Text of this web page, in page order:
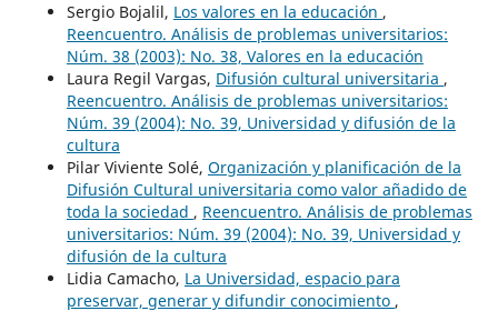
Sergio Bojalil, Los valores en la educación ,
Reencuentro. Análisis de problemas universitarios:
Núm. 38 (2003): No. 38, Valores en la educación
Laura Regil Vargas, Difusión cultural universitaria ,
Reencuentro. Análisis de problemas universitarios:
Núm. 39 (2004): No. 39, Universidad y difusión de la
cultura
Pilar Viviente Solé, Organización y planificación de la
Difusión Cultural universitaria como valor añadido de
toda la sociedad , Reencuentro. Análisis de problemas
universitarios: Núm. 39 (2004): No. 39, Universidad y
difusión de la cultura
Lidia Camacho, La Universidad, espacio para
preservar, generar y difundir conocimiento ,